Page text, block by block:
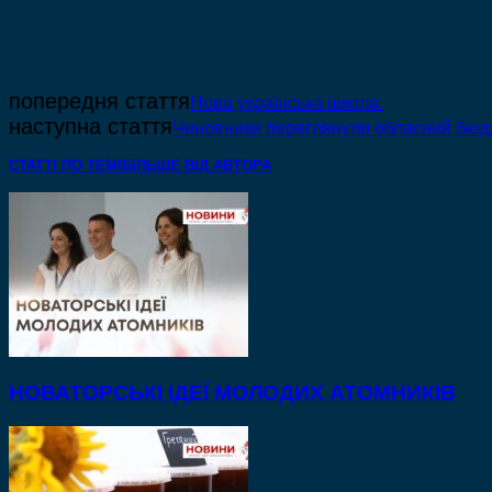
попередня статтяНова українська школа.
наступна статтяЧиновники переглянули обласний
СТАТТІ ПО ТЕМІ БІЛЬШЕ ВІД АВТОРА
НОВАТОРСЬКІ ІДЕЇ МОЛОДИХ АТОМНИКІВ